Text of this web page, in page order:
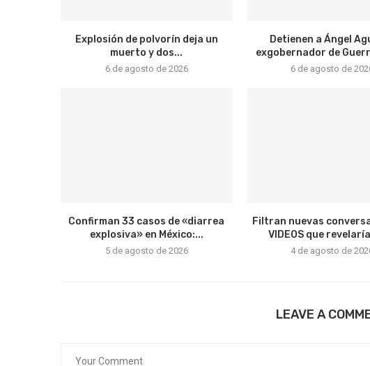
Explosión de polvorín deja un
muerto y dos...
6 de agosto de 2026
Detienen a Ángel
exgobernador de
6 de agosto de
Confirman 33 casos de «diarrea
explosiva» en México:...
5 de agosto de 2026
Filtran nuevas
VIDEOS que
4 de agosto de
LEAVE A